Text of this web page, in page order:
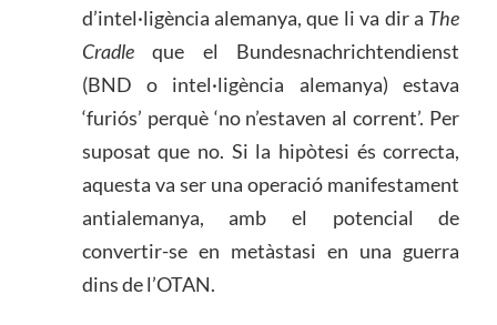
d’intel·ligència alemanya, que li va dir a The
Cradleque el Bundesnachrichtendienst
(BND o intel·ligència alemanya) estava
‘furiós’ perquè ‘no n’estaven al corrent’. Per
suposat que no. Si la hipòtesi és correcta,
aquesta va ser una operació manifestament
antialemanya, amb el potencial de
convertir-se en metàstasi en una guerra
dins de l’OTAN.